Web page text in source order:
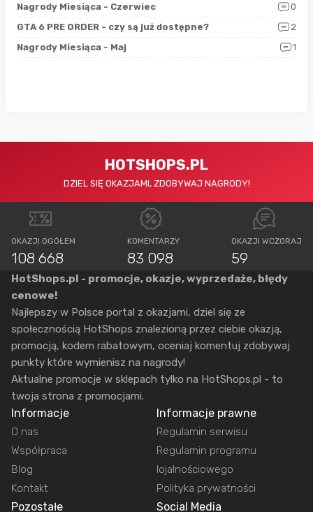
Nagrody Miesiąca - Czerwiec
0
GTA 6 PRE ORDER - czy są już dostępne?
2
Nagrody Miesiąca - Maj
1
HOTSHOPS.PL
DZIEL SIĘ OKAZJAMI, ZDOBYWAJ NAGRODY!
OKAZJI OGÓŁEM
108 668
KOMENTARZY
83 098
OKAZJI WCZORAJ
59
HotShops.pl - promocje, okazje, wyprzedaże, błędy
cenowe!
Najlepszy w Polsce portal z okazjami, dziel się ze
społecznością HotShops znalezioną przez ciebie okazją,
promocją, kodem rabatowym, oceniaj komentuj zdobywaj
punkty które wymienisz na nagrody!
Aktualne promocje w sklepach tylko na HotShops.pl - to
twoja strona z promocjami.
Informacje
O nas
Współpraca
Blog
Kontakt
Informacje prawne
Regulamin serwisu
Regulamin programu
lojalnościowego
Polityka prywatności
Pozostałe Social Media